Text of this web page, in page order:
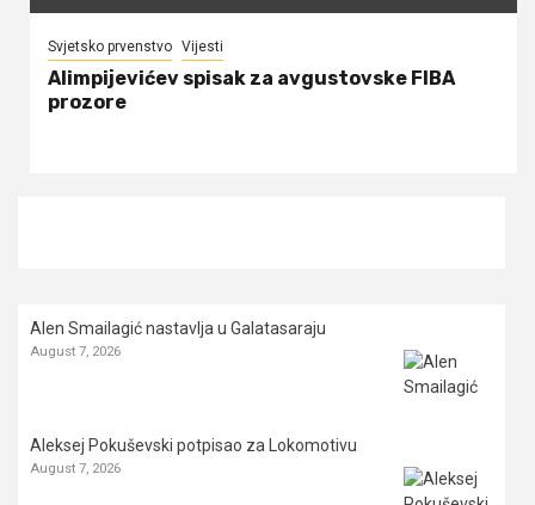
Svjetsko prvenstvo Vijesti
Alimpijevićev spisak za avgustovske FIBA
prozore
Alen Smailagić nastavlja u Galatasaraju
August 7, 2026
Aleksej Pokuševski potpisao za Lokomotivu
August 7, 2026